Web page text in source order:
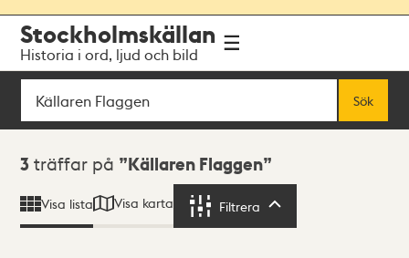
navigationen
huvudinnehållet
Stockholmskällan
Historia i ord, ljud och bild
Sök
Sök
Sökresultat
3 träffar på Källaren Flaggen
Visa lista Visa karta Filtrera